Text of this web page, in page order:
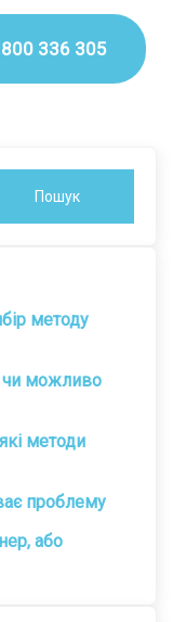
336 305
Пошук
методу
чи можливо
методи
проблему
або